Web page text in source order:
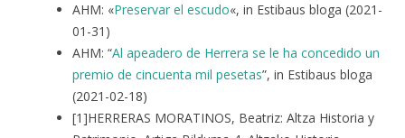
AHM: «Preservar el escudo«, in Estibaus bloga (2021-
01-31)
AHM: “Al apeadero de Herrera se le ha concedido un
premio de cincuenta mil pesetas”, in Estibaus bloga
(2021-02-18)
[1]HERRERAS MORATINOS, Beatriz: Altza Historia y